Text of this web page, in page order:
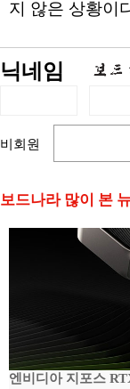
지 않은 상황이
닉네임
비회원
보드나라 많이 본
엔비디아 지포스